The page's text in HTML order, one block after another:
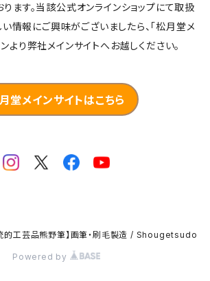
ます。当該公式オンラインショップにて取扱
情報にご興味がございましたら、「松月堂メ
より弊社メインサイトへお越しください。
堂メインサイトはこちら
的工芸品熊野筆】画筆・刷毛製造 / Shougetsudo
Powered by